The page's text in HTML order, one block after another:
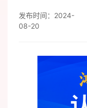
发布时间：2024-
08-20